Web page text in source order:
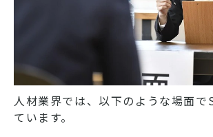
人材業界では、以下のような場面で
ています。